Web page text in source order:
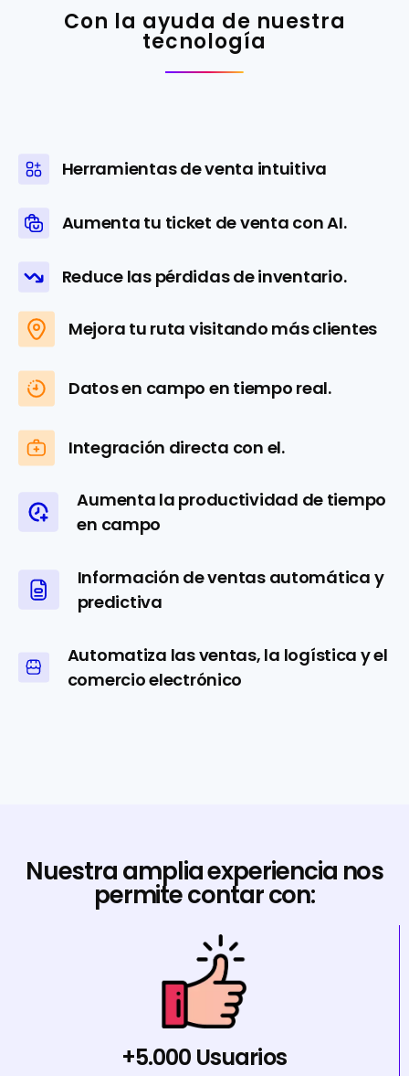
Con la ayuda de nuestra
tecnología
Herramientas de venta intuitiva
Aumenta tu ticket de venta con AI.
Reduce las pérdidas de inventario.
Mejora tu ruta visitando más clientes
Datos en campo en tiempo real.
Integración directa con el.
Aumenta la productividad de tiempo
en campo
Información de ventas automática y
predictiva
Automatiza las ventas, la logística y el
comercio electrónico
Nuestra amplia experiencia nos
permite contar con:
+5.000 Usuarios